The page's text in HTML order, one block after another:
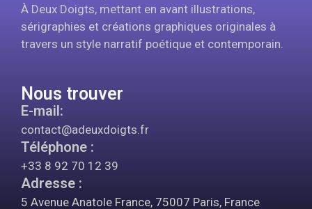
À Deux Doigts, mettant en avant illustrations,
sérigraphies et créations graphiques originales à
travers un style narratif poétique et contemporain.
Nous trouver
E-mail:
contact@adeuxdoigts.fr
Téléphone :
+33 8 92 70 12 39
Adresse :
5 Avenue Anatole France, 75007 Paris, France